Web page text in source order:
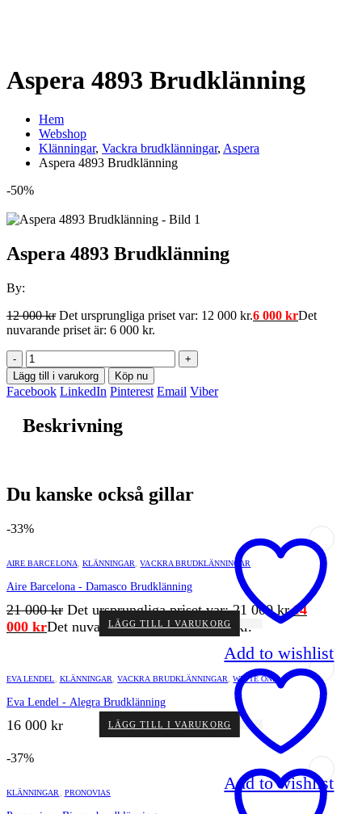
Aspera 4893 Brudklänning
Hem
Webshop
Klänningar, Vackra brudklänningar, Aspera
Aspera 4893 Brudklänning
-50%
Aspera 4893 Brudklänning
By:
12 000kr Det ursprungliga priset var: 12 000 kr.6 000 krDet
nuvarande priset är: 6 000 kr.
-
+
Lägg till i varukorg
Köp nu
Facebook LinkedIn Pinterest Email Viber
Beskrivning
Du kanske också gillar
Add to wishlist
-33%
LÄGG TILL I VARUKORG
AIRE BARCELONA KLÄNNINGAR ,VACKRA BRUDKLÄNNINGAR
Aire Barcelona - Damasco Brudklänning
21 000kr Det ursprungliga priset var: 21 000 kr.14
000 krDet nuvarande priset är: 14 000 kr.
Add to wishlist
LÄGG TILL I VARUKORG
EVA LENDEL, KLÄNNINGAR,VACKRA BRUDKLÄNNINGAR,WHITE ONE
Eva Lendel - Alegra Brudklänning
16 000 kr
-37%
KLÄNNINGAR, PRONOVIAS